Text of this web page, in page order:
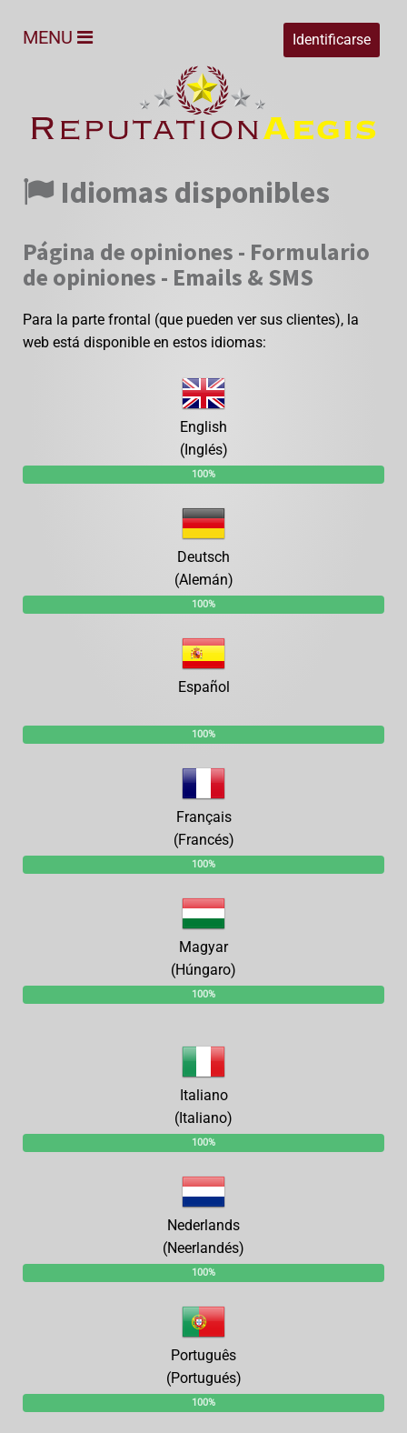
Identificarse
MENU
Idiomas disponibles
Página de opiniones - Formulario
de opiniones - Emails & SMS
Para la parte frontal (que pueden ver sus clientes), la
web está disponible en estos idiomas:
English
(Inglés)
100%
Deutsch
(Alemán)
100%
Español
100%
Français
(Francés)
100%
Magyar
(Húngaro)
100%
Italiano
(Italiano)
100%
Nederlands
(Neerlandés)
100%
Português
(Portugués)
100%